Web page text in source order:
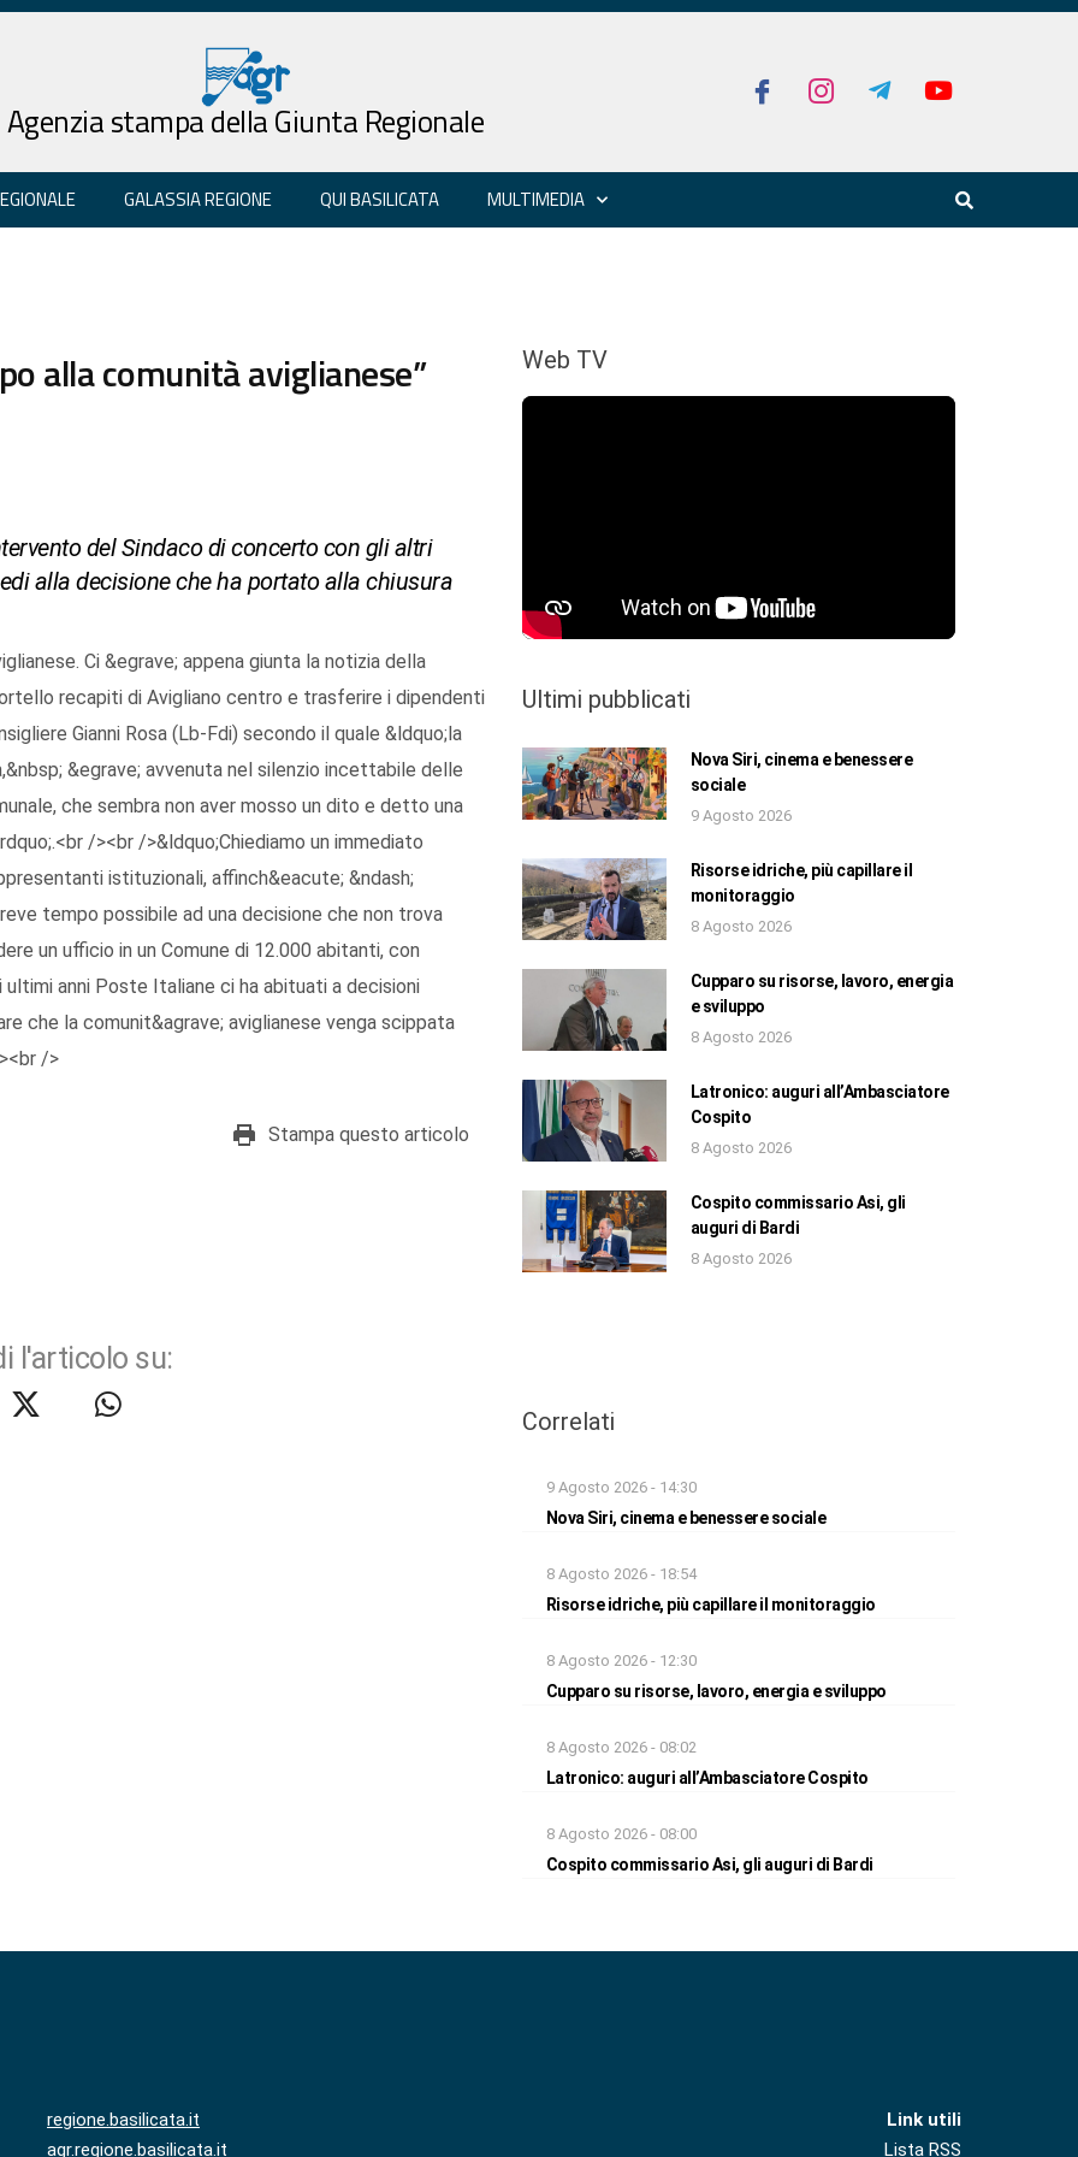
Agenzia stampa della Giunta Regionale
GALASSIA REGIONE QUI BASILICATA MULTIMEDIA
alla comunità aviglianese”
del Sindaco di concerto con gli altri
alla decisione che ha portato alla chiusura
Ci &egrave; appena giunta la notizia della
recapiti di Avigliano centro e trasferire i dipendenti
Gianni Rosa (Lb-Fdi) secondo il quale &ldquo;la
&egrave; avvenuta nel silenzio incettabile delle
che sembra non aver mosso un dito e detto una
/><br />&ldquo;Chiediamo un immediato
istituzionali, affinch&eacute; &ndash;
tempo possibile ad una decisione che non trova
un ufficio in un Comune di 12.000 abitanti, con
anni Poste Italiane ci ha abituati a decisioni
che la comunit&agrave; aviglianese venga scippata
/>
Stampa questo articolo
l'articolo su:
Web TV
Ultimi pubblicati
Nova Siri, cinema e benessere
sociale
9 Agosto 2026
Risorse idriche, più capillare il
monitoraggio
8 Agosto 2026
Cupparo su risorse, lavoro, energia
e sviluppo
8 Agosto 2026
Latronico: auguri all’Ambasciatore
Cospito
8 Agosto 2026
Cospito commissario Asi, gli
auguri di Bardi
8 Agosto 2026
Correlati
9 Agosto 2026 - 14:30
Nova Siri, cinema e benessere sociale
8 Agosto 2026 - 18:54
Risorse idriche, più capillare il monitoraggio
8 Agosto 2026 - 12:30
Cupparo su risorse, lavoro, energia e sviluppo
8 Agosto 2026 - 08:02
Latronico: auguri all’Ambasciatore Cospito
8 Agosto 2026 - 08:00
Cospito commissario Asi, gli auguri di Bardi
regione.basilicata.it
agr.regione.basilicata.it
Link utili
Lista RSS